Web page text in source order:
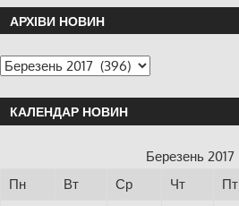
АРХІВИ НОВИН
КАЛЕНДАР НОВИН
Березень 2017
Пн
Вт Ср Чт Пт